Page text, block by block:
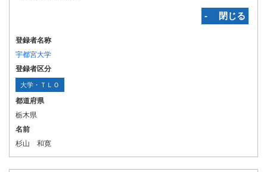
‐ 閉じる
登録者名称
宇都宮大学
登録者区分
大学・ＴＬＯ
都道府県
栃木県
名前
杉山 和寛